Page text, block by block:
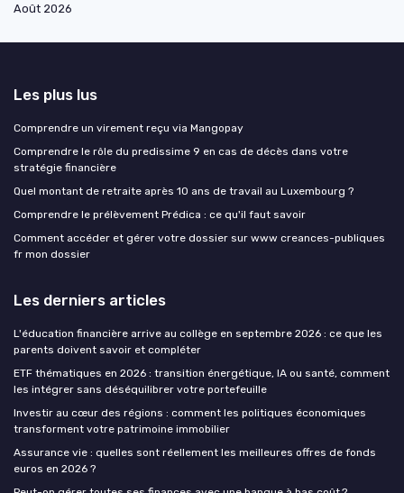
Août 2026
Les plus lus
Comprendre un virement reçu via Mangopay
Comprendre le rôle du predissime 9 en cas de décès dans votre
stratégie financière
Quel montant de retraite après 10 ans de travail au Luxembourg ?
Comprendre le prélèvement Prédica : ce qu'il faut savoir
Comment accéder et gérer votre dossier sur www creances-publiques
fr mon dossier
Les derniers articles
L'éducation financière arrive au collège en septembre 2026 : ce que les
parents doivent savoir et compléter
ETF thématiques en 2026 : transition énergétique, IA ou santé, comment
les intégrer sans déséquilibrer votre portefeuille
Investir au cœur des régions : comment les politiques économiques
transforment votre patrimoine immobilier
Assurance vie : quelles sont réellement les meilleures offres de fonds
euros en 2026 ?